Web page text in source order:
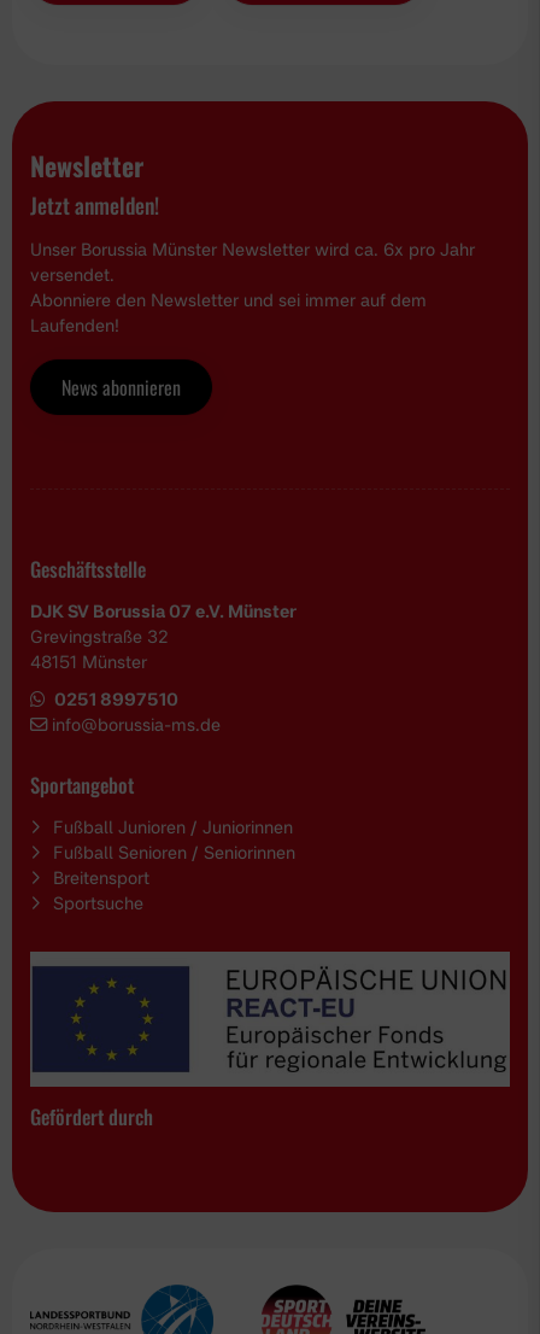
Newsletter
Jetzt anmelden!
Unser Borussia Münster Newsletter wird ca. 6x pro Jahr
versendet.
Abonniere den Newsletter und sei immer auf dem
Laufenden!
News abonnieren
Geschäftsstelle
DJK SV Borussia 07 e.V. Münster
Grevingstraße 32
48151 Münster
0251 8997510
info@borussia-ms.de
Sportangebot
Fußball Junioren / Juniorinnen
Fußball Senioren / Seniorinnen
Breitensport
Sportsuche
Gefördert durch